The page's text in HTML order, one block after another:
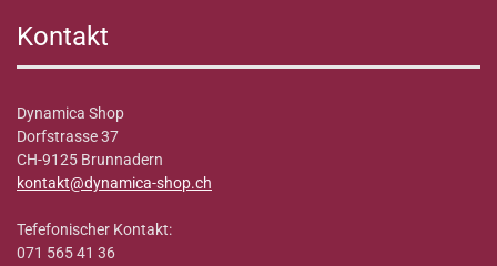
Kontakt
Dynamica Shop
Dorfstrasse 37
CH-9125 Brunnadern
kontakt@dynamica-shop.ch
Tefefonischer Kontakt:
071 565 41 36